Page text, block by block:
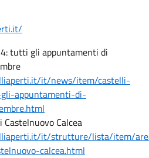
tutti gli appuntamenti di
it/news/item/castelli-
appuntamenti-di-
Calcea
it/strutture/lista/item/
calcea.html